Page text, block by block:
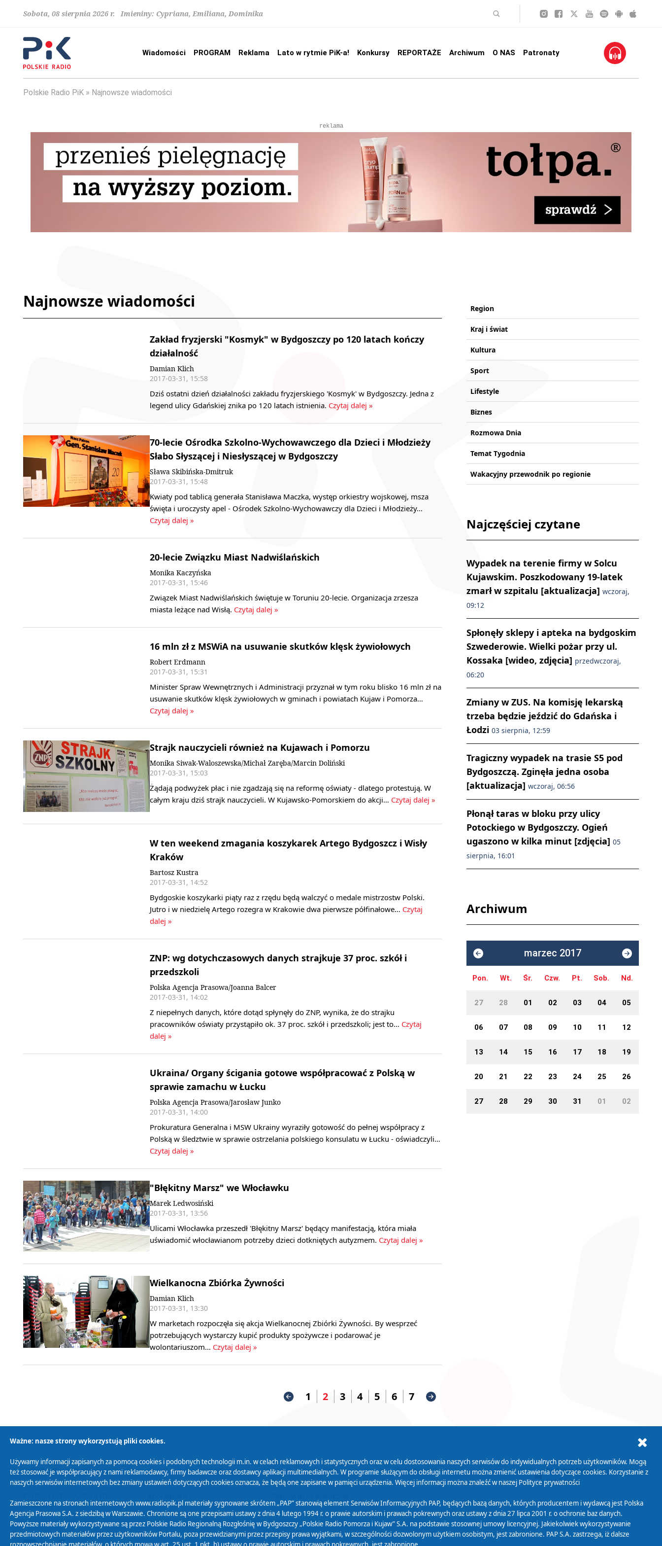
Sobota, 08 sierpnia 2026 r. Imieniny: Cypriana, Emiliana, Dominika
Wiadomości PROGRAM Reklama Lato w rytmie PiK-a! Konkursy REPORTAŻE Archiwum O NAS Patronaty
Polskie Radio PiK Najnowsze wiadomości
reklama
Najnowsze wiadomości
Zakład fryzjerski "Kosmyk" w Bydgoszczy po 120 latach kończy
działalność
Damian Klich
2017-03-31, 15:58
Dziś ostatni dzień działalności zakładu fryzjerskiego 'Kosmyk' w Bydgoszczy. Jedna z
legend ulicy Gdańskiej znika po 120 latach istnienia. Czytaj dalej »
70-lecie Ośrodka Szkolno-Wychowawczego dla Dzieci i Młodzieży
Słabo Słyszącej i Niesłyszącej w Bydgoszczy
Sława Skibińska-Dmitruk
2017-03-31, 15:48
Kwiaty pod tablicą generała Stanisława Maczka, występ orkiestry wojskowej, msza
święta i uroczysty apel - Ośrodek Szkolno-Wychowawczy dla Dzieci i Młodzieży…
Czytaj dalej »
20-lecie Związku Miast Nadwiślańskich
Monika Kaczyńska
2017-03-31, 15:46
Związek Miast Nadwiślańskich świętuje w Toruniu 20-lecie. Organizacja zrzesza
miasta leżące nad Wisłą. Czytaj dalej »
16 mln zł z MSWiA na usuwanie skutków klęsk żywiołowych
Robert Erdmann
2017-03-31, 15:31
Minister Spraw Wewnętrznych i Administracji przyznał w tym roku blisko 16 mln zł na
usuwanie skutków klęsk żywiołowych w gminach i powiatach Kujaw i Pomorza…
Czytaj dalej »
Strajk nauczycieli również na Kujawach i Pomorzu
Monika Siwak-Waloszewska/Michał Zaręba/Marcin Doliński
2017-03-31, 15:03
Żądają podwyżek płac i nie zgadzają się na reformę oświaty - dlatego protestują. W
całym kraju dziś strajk nauczycieli. W Kujawsko-Pomorskiem do akcji… Czytaj dalej »
W ten weekend zmagania koszykarek Artego Bydgoszcz i Wisły
Kraków
Bartosz Kustra
2017-03-31, 14:52
Bydgoskie koszykarki piąty raz z rzędu będą walczyć o medale mistrzostw Polski.
Jutro i w niedzielę Artego rozegra w Krakowie dwa pierwsze półfinałowe… Czytaj
dalej »
ZNP: wg dotychczasowych danych strajkuje 37 proc. szkół i
przedszkoli
Polska Agencja Prasowa/Joanna Balcer
2017-03-31, 14:02
Z niepełnych danych, które dotąd spłynęły do ZNP, wynika, że do strajku
pracowników oświaty przystąpiło ok. 37 proc. szkół i przedszkoli; jest to… Czytaj
dalej »
Ukraina/ Organy ścigania gotowe współpracować z Polską w
sprawie zamachu w Łucku
Polska Agencja Prasowa/Jarosław Junko
2017-03-31, 14:00
Prokuratura Generalna i MSW Ukrainy wyraziły gotowość do pełnej współpracy z
Polską w śledztwie w sprawie ostrzelania polskiego konsulatu w Łucku - oświadczyli…
Czytaj dalej »
"Błękitny Marsz" we Włocławku
Marek Ledwosiński
2017-03-31, 13:56
Ulicami Włocławka przeszedł 'Błękitny Marsz' będący manifestacją, która miała
uświadomić włocławianom potrzeby dzieci dotkniętych autyzmem. Czytaj dalej »
Wielkanocna Zbiórka Żywności
Damian Klich
2017-03-31, 13:30
W marketach rozpoczęła się akcja Wielkanocnej Zbiórki Żywności. By wesprzeć
potrzebujących wystarczy kupić produkty spożywcze i podarować je
wolontariuszom… Czytaj dalej »
1 2 3 4 5 6 7
Region
Kraj i świat
Kultura
Sport
Lifestyle
Biznes
Rozmowa Dnia
Temat Tygodnia
Wakacyjny przewodnik po regionie
Najczęściej czytane
Wypadek na terenie firmy w Solcu
Kujawskim. Poszkodowany 19-latek
zmarł w szpitalu [aktualizacja] wczoraj,
09:12
Spłonęły sklepy i apteka na bydgoskim
Szwederowie. Wielki pożar przy ul.
Kossaka [wideo, zdjęcia] przedwczoraj,
06:20
Zmiany w ZUS. Na komisję lekarską
trzeba będzie jeździć do Gdańska i
Łodzi 03 sierpnia, 12:59
Tragiczny wypadek na trasie S5 pod
Bydgoszczą. Zginęła jedna osoba
[aktualizacja] wczoraj, 06:56
Płonął taras w bloku przy ulicy
Potockiego w Bydgoszczy. Ogień
ugaszono w kilka minut [zdjęcia] 05
sierpnia, 16:01
Archiwum
marzec 2017
Pon. Wt. Śr. Czw. Pt. Sob. Nd.
27 28 01 02 03 04 05
06 07 08 09 10 11 12
13 14 15 16 17 18 19
20 21 22 23 24 25 26
27 28 29 30 31 01 02
Polityka Prywatności Zasady korzystania z Serwisu
Organizacje Pożytku
Publicznego
Cyfryzacja DAB+
osobowych
Biuletyn Informacji
Publicznej
Ważne: nasze strony wykorzystują pliki cookies.
Używamy informacji zapisanych za pomocą cookies i podobnych technologii m.in. w celach reklamowych i statystycznych oraz w celu dostosowania naszych serwisów do indywidualnych potrzeb użytkowników. Mogą
też stosować je współpracujący z nami reklamodawcy, firmy badawcze oraz dostawcy aplikacji multimedialnych. W programie służącym do obsługi internetu można zmienić ustawienia dotyczące cookies. Korzystanie z
naszych serwisów internetowych bez zmiany ustawień dotyczących cookies oznacza, że będą one zapisane w pamięci urządzenia. Więcej informacji można znaleźć w naszej Polityce prywatności
Zamieszczone na stronach internetowych www.radiopik.pl materiały sygnowane skrótem „PAP” stanowią element Serwisów Informacyjnych PAP, będących bazą danych, których producentem i wydawcą jest Polska
Agencja Prasowa S.A. z siedzibą w Warszawie. Chronione są one przepisami ustawy z dnia 4 lutego 1994 r. o prawie autorskim i prawach pokrewnych oraz ustawy z dnia 27 lipca 2001 r. o ochronie baz danych.
Powyższe materiały wykorzystywane są przez Polskie Radio Regionalną Rozgłośnię w Bydgoszczy „Polskie Radio Pomorza i Kujaw” S.A. na podstawie stosownej umowy licencyjnej. Jakiekolwiek wykorzystywanie
przedmiotowych materiałów przez użytkowników Portalu, poza przewidzianymi przez przepisy prawa wyjątkami, w szczególności dozwolonym użytkiem osobistym, jest zabronione. PAP S.A. zastrzega, iż dalsze